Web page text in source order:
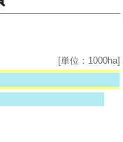
[単位：1000ha]